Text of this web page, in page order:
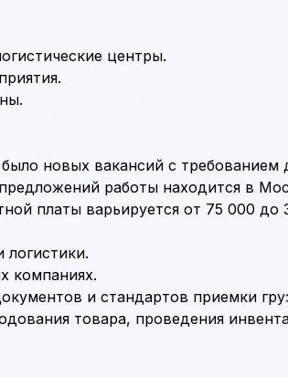
центры.
новых вакансий с требованием
работы находится в
платы варьируется от 75 000 до
логистики.
компаниях.
и стандартов приемки
товара, проведения